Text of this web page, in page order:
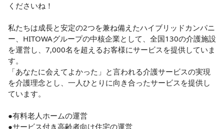
くださいね！
私たちは成長と安定の2つを兼ね備えたハイブリッドカンパニ
ー、HITOWAグループの中核企業として、全国130の介護施設
を運営し、7,000名を超えるお客様にサービスを提供していま
す。
「あなたに会えてよかった」と言われる介護サービスの実現
を介護理念とし、一人ひとりに向き合ったサービスを提供し
ています。
●有料老人ホームの運営
●サービス付き高齢者向け住宅の運営